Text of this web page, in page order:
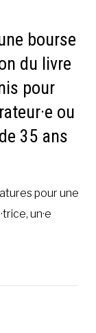
bourse
du livre
pour
ou
35 ans
pour une
un·e